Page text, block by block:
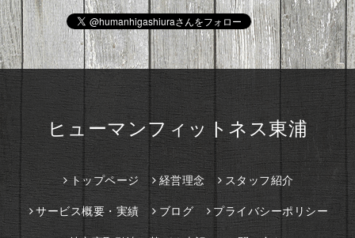
ヒューマンフィットネス東浦
トップページ 経営理念 スタッフ紹介
サービス概要・実績 ブログ プライバシーポリシー